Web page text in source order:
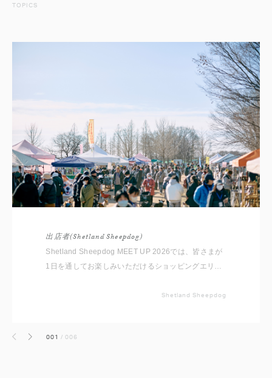
TOPICS
出店者(Shetland Sheepdog)
Shetland Sheepdog MEET UP 2026では、皆さまが
1日を通してお楽しみいただけるショッピングエリア
出店者をご紹介いたしますので事前にチェックしてく
Shetland Sheepdog
前へ 次へ 001 /006